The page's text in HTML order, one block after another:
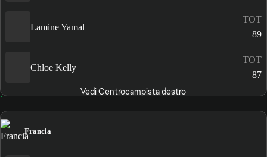
Lamine Yamal
TOT
89
Chloe Kelly
TOT
87
Vedi Centrocampista destro
Francia